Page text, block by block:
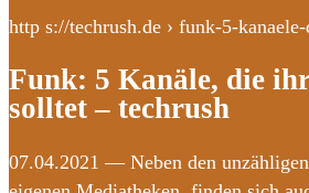
http s://techrush.de › funk-5-
Funk: 5 Kanäle, die
solltet – techrush
07.04.2021 — Neben den